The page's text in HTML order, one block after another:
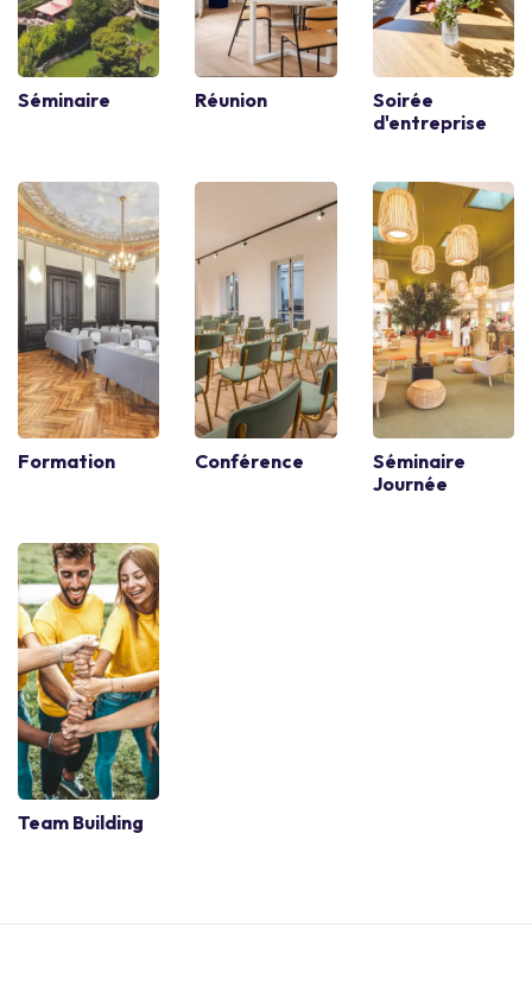
Séminaire Réunion
Soirée
d'entreprise
Formation Conférence
Séminaire
Journée
Team Building